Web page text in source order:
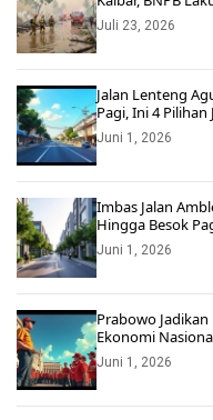
Juli 23, 2026
Jalan Lenteng
Pagi, Ini 4
Juni 1, 2026
Imbas Jalan
Hingga Besok
Juni 1, 2026
Prabowo
Ekonomi
Juni 1, 2026